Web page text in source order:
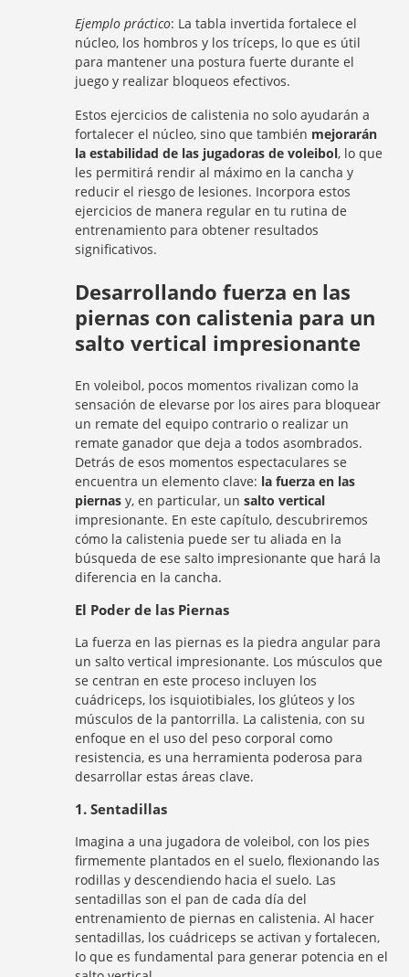
Ejemplo práctico: La tabla invertida fortalece el
núcleo, los hombros y los tríceps, lo que es útil
para mantener una postura fuerte durante el
juego y realizar bloqueos efectivos.
Estos ejercicios de calistenia no solo ayudarán a
fortalecer el núcleo, sino que también mejorarán
la estabilidad de las jugadoras de voleibol, lo que
les permitirá rendir al máximo en la cancha y
reducir el riesgo de lesiones. Incorpora estos
ejercicios de manera regular en tu rutina de
entrenamiento para obtener resultados
significativos.
Desarrollando fuerza en las
piernas con calistenia para un
salto vertical impresionante
En voleibol, pocos momentos rivalizan como la
sensación de elevarse por los aires para bloquear
un remate del equipo contrario o realizar un
remate ganador que deja a todos asombrados.
Detrás de esos momentos espectaculares se
encuentra un elemento clave: la fuerza en las
piernas y, en particular, unsalto vertical
impresionante. En este capítulo, descubriremos
cómo la calistenia puede ser tu aliada en la
búsqueda de ese salto impresionante que hará la
diferencia en la cancha.
El Poder de las Piernas
La fuerza en las piernas es la piedra angular para
un salto vertical impresionante. Los músculos que
se centran en este proceso incluyen los
cuádriceps, los isquiotibiales, los glúteos y los
músculos de la pantorrilla. La calistenia, con su
enfoque en el uso del peso corporal como
resistencia, es una herramienta poderosa para
desarrollar estas áreas clave.
1. Sentadillas
Imagina a una jugadora de voleibol, con los pies
firmemente plantados en el suelo, flexionando las
rodillas y descendiendo hacia el suelo. Las
sentadillas son el pan de cada día del
entrenamiento de piernas en calistenia. Al hacer
sentadillas, los cuádriceps se activan y fortalecen,
lo que es fundamental para generar potencia en el